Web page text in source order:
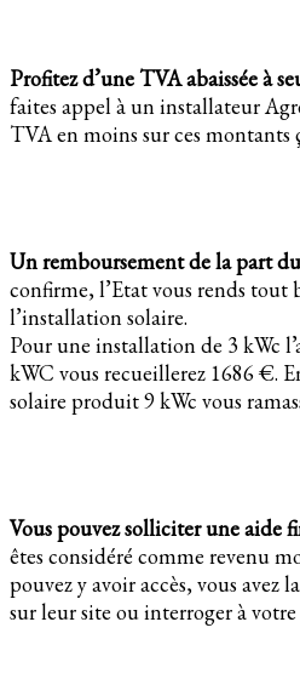
Profitez d’une TVA abaissée à
faites appel à un installateur
TVA en moins sur ces montants
Un remboursement de la part
confirme, l’Etat vous rends
l’installation solaire.
Pour une installation de 3 kWc
kWC vous recueillerez 1686 €.
solaire produit 9 kWc vous
Vous pouvez solliciter une aide
êtes considéré comme revenu
pouvez y avoir accès, vous avez
sur leur site ou interroger à votre